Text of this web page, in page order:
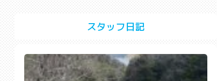
スタッフ日記